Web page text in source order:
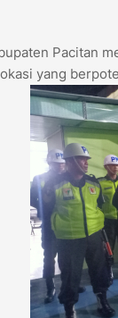
Pacitan
yang